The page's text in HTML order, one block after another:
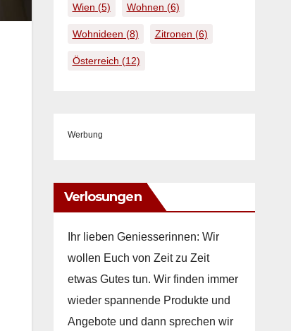
Wien (5) Wohnen (6)
Wohnideen (8) Zitronen (6)
Österreich (12)
Werbung
Verlosungen
Ihr lieben Geniesserinnen: Wir
wollen Euch von Zeit zu Zeit
etwas Gutes tun. Wir finden immer
wieder spannende Produkte und
Angebote und dann sprechen wir